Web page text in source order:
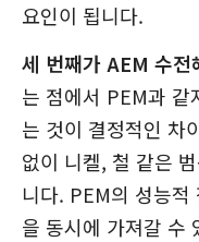
요인이 됩니다.
세 번째가 AEM 수전
는 점에서 PEM과 같
는 것이 결정적인 차
없이 니켈, 철 같은
니다. PEM의 성능적
을 동시에 가져갈 수